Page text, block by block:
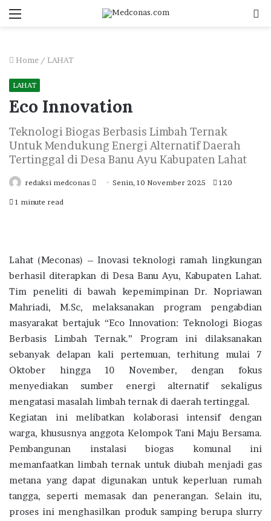
Menu
Home / LAHAT
LAHAT
Eco Innovation
Teknologi Biogas Berbasis Limbah Ternak
Untuk Mendukung Energi Alternatif Daerah
Tertinggal di Desa Banu Ayu Kabupaten Lahat
redaksi medconas
SendSenin, 10 November 2025 120
1 minute read
Lahat (Meconas) – Inovasi teknologi ramah lingkungan
berhasil diterapkan di Desa Banu Ayu, Kabupaten Lahat.
Tim peneliti di bawah kepemimpinan Dr. Nopriawan
Mahriadi, M.Sc, melaksanakan program pengabdian
masyarakat bertajuk “Eco Innovation: Teknologi Biogas
Berbasis Limbah Ternak.” Program ini dilaksanakan
sebanyak delapan kali pertemuan, terhitung mulai 7
Oktober hingga 10 November, dengan fokus
menyediakan sumber energi alternatif sekaligus
mengatasi masalah limbah ternak di daerah tertinggal.
Kegiatan ini melibatkan kolaborasi intensif dengan
warga, khususnya anggota Kelompok Tani Maju Bersama.
Pembangunan instalasi biogas komunal ini
memanfaatkan limbah ternak untuk diubah menjadi gas
metana yang dapat digunakan untuk keperluan rumah
tangga, seperti memasak dan penerangan. Selain itu,
proses ini menghasilkan produk samping berupa slurry